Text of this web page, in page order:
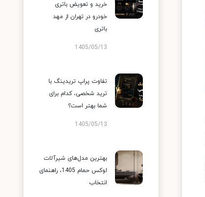
خرید و تعویض باتری
خودرو در تهران از مهد
باتری
1405/05/13
تفاوت پراپ تریدینگ با
ترید شخصی، کدام برای
شما بهتر است؟
1405/05/13
بهترین مدل‌های شیرآلات
لوکس حمام 1405، راهنمای
انتخاب